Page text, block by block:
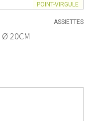
POINT-VIRGULE
ASSIETTES
Ø 20CM